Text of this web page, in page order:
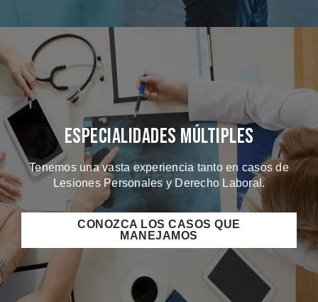
Especialidades Múltiples
Tenemos una vasta experiencia tanto en casos de
Lesiones Personales y Derecho Laboral.
CONOZCA LOS CASOS QUE
MANEJAMOS